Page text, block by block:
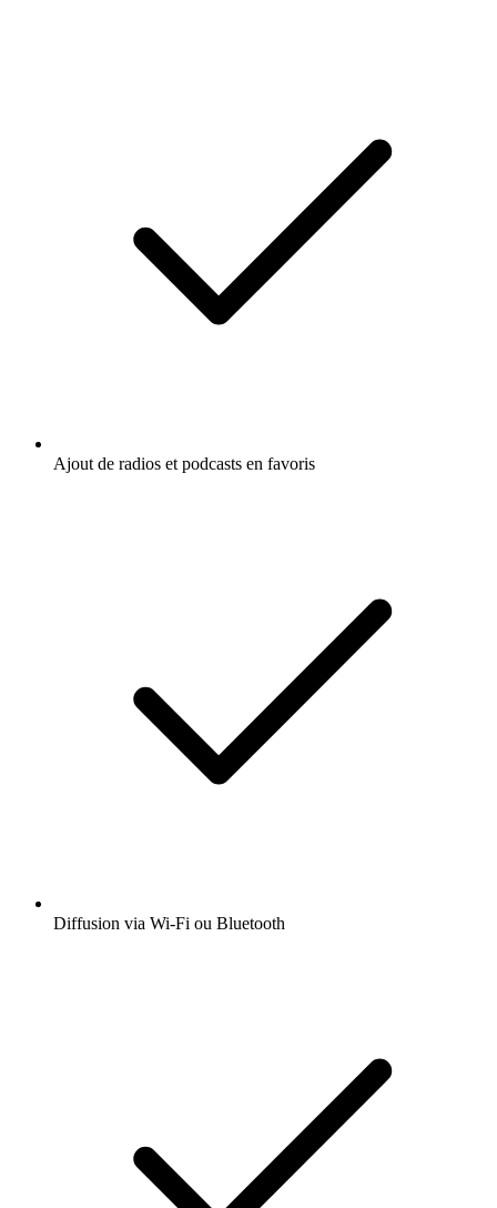
Ajout de radios et podcasts en favoris
Diffusion via Wi-Fi ou Bluetooth